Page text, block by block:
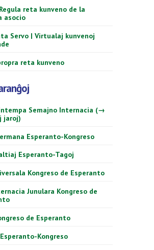
reta kunveno de la
asocio
Servo | Virtualaj kunvenoj
reta kunveno
Semajno Internacia (→
jaroj)
Esperanto-Kongreso
Esperanto-Tagoj
Kongreso de Esperanto
Junulara Kongreso de
de Esperanto
Kongreso